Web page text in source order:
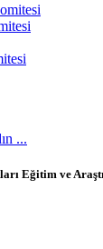
...
Eğitim ve